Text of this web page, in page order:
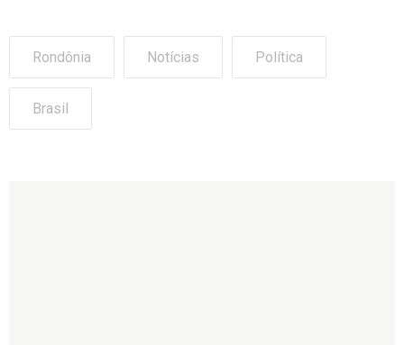
Rondônia Notícias Política
Brasil